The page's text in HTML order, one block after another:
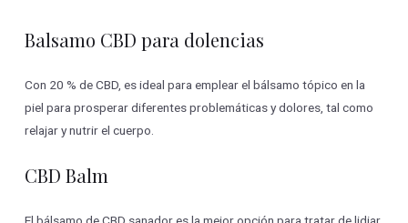
Balsamo CBD para dolencias
Con 20 % de CBD, es ideal para emplear el bálsamo tópico en la
piel para prosperar diferentes problemáticas y dolores, tal como
relajar y nutrir el cuerpo.
CBD Balm